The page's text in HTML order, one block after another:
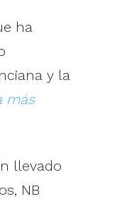
ha
y la
más
llevado
NB